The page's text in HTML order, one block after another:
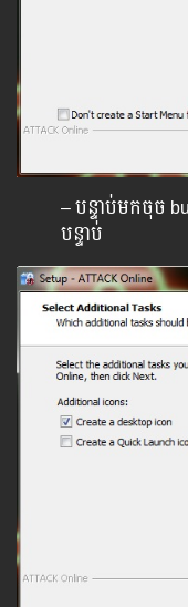
– បន្ទាប់មកចុច
បន្ទាប់